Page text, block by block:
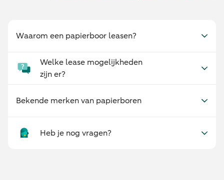
Waarom een papierboor leasen?
Welke lease mogelijkheden
zijn er?
Bekende merken van papierboren
Heb je nog vragen?